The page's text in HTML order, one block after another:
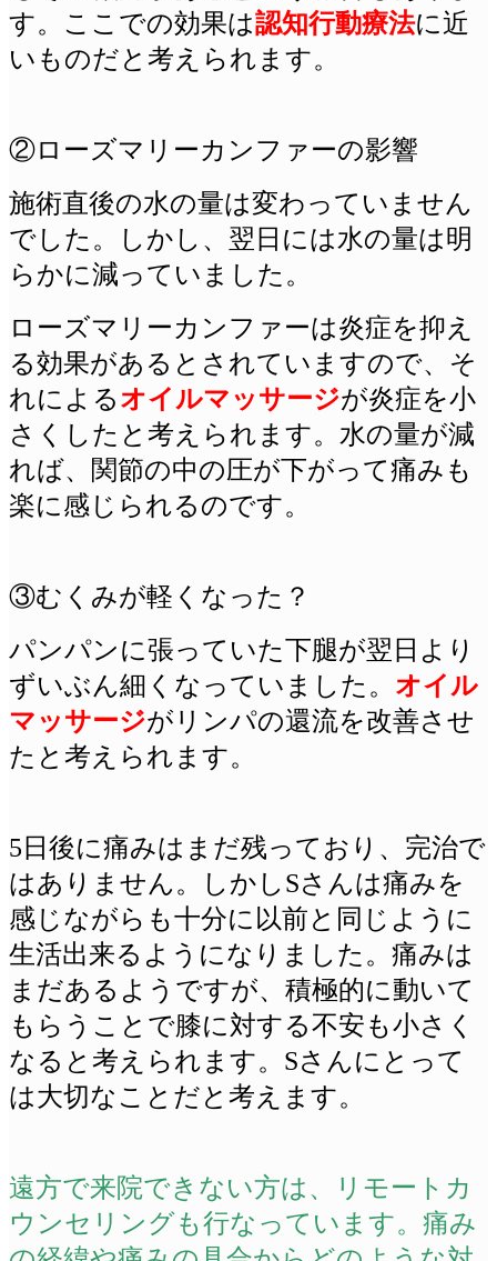
す。ここでの効果は認知行動療法に近
いものだと考えられます。
②ローズマリーカンファーの影響
施術直後の水の量は変わっていません
でした。しかし、翌日には水の量は明
らかに減っていました。
ローズマリーカンファーは炎症を抑え
る効果があるとされていますので、そ
れによるオイルマッサージが炎症を小
さくしたと考えられます。水の量が減
れば、関節の中の圧が下がって痛みも
楽に感じられるのです。
③むくみが軽くなった？
パンパンに張っていた下腿が翌日より
ずいぶん細くなっていました。 オイル
マッサージがリンパの還流を改善させ
たと考えられます。
5日後に痛みはまだ残っており、完治で
はありません。しかしSさんは痛みを
感じながらも十分に以前と同じように
生活出来るようになりました。痛みは
まだあるようですが、積極的に動いて
もらうことで膝に対する不安も小さく
なると考えられます。Sさんにとって
は大切なことだと考えます。
遠方で来院できない方は、リモートカ
ウンセリングも行なっています。痛み